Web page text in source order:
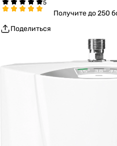
Получитедо 250
Поделиться